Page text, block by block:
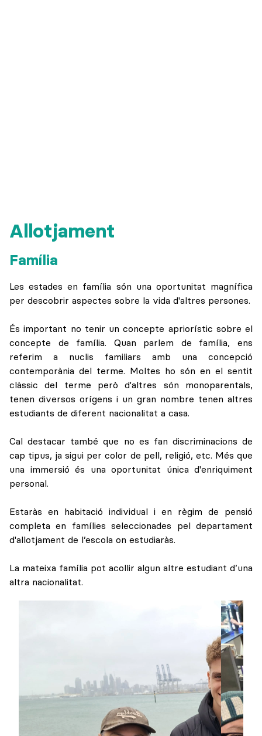
Allotjament
Família
Les estades en família són una oportunitat magnífica
per descobrir aspectes sobre la vida d'altres persones.
És important no tenir un concepte apriorístic sobre el
concepte de família. Quan parlem de família, ens
referim a nuclis familiars amb una concepció
contemporània del terme. Moltes ho són en el sentit
clàssic del terme però d'altres són monoparentals,
tenen diversos orígens i un gran nombre tenen altres
estudiants de diferent nacionalitat a casa.
Cal destacar també que no es fan discriminacions de
cap tipus, ja sigui per color de pell, religió, etc. Més que
una immersió és una oportunitat única d'enriquiment
personal.
Estaràs en habitació individual i en règim de pensió
completa en famílies seleccionades pel departament
d'allotjament de l’escola on estudiaràs.
La mateixa família pot acollir algun altre estudiant d’una
altra nacionalitat.